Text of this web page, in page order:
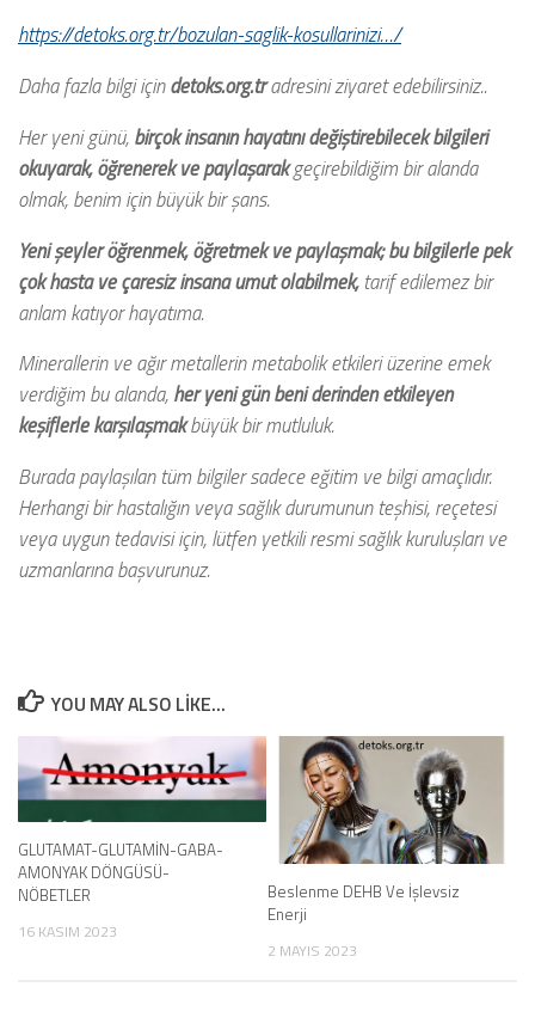
https://detoks.org.tr/bozulan-saglik-kosullarinizi…/
Daha fazla bilgi içindetoks.org.tradresini ziyaret edebilirsiniz..
Her yeni günü, birçok insanın hayatını değiştirebilecek bilgileri
okuyarak, öğrenerek ve paylaşarakgeçirebildiğim bir alanda
olmak, benim için büyük bir şans.
Yeni şeyler öğrenmek, öğretmek ve paylaşmak; bu bilgilerle pek
çok hasta ve çaresiz insana umut olabilmek,tarif edilemez bir
anlam katıyor hayatıma.
Minerallerin ve ağır metallerin metabolik etkileri üzerine emek
verdiğim bu alanda, her yeni gün beni derinden etkileyen
keşiflerle karşılaşmakbüyük bir mutluluk.
Burada paylaşılan tüm bilgiler sadece eğitim ve bilgi amaçlıdır.
Herhangi bir hastalığın veya sağlık durumunun teşhisi, reçetesi
veya uygun tedavisi için, lütfen yetkili resmi sağlık kuruluşları ve
uzmanlarına başvurunuz.
YOU MAY ALSO LIKE...
GLUTAMAT-GLUTAMİN-GABA-
AMONYAK DÖNGÜSÜ-
NÖBETLER
16 KASIM 2023
Beslenme DEHB Ve İşlevsiz
Enerji
2 MAYIS 2023